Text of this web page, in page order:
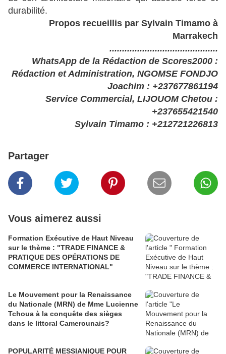
durabilité.
Propos recueillis par Sylvain Timamo à
Marrakech
...........................................
WhatsApp de la Rédaction de Scores2000 :
Rédaction et Administration, NGOMSE FONDJO
Joachim : +237677861194
Service Commercial, LIJOUOM Chetou :
+237655421540
Sylvain Timamo : +212721226813
Partager
Vous aimerez aussi
Formation Exécutive de Haut Niveau
sur le thème : "TRADE FINANCE &
PRATIQUE DES OPÉRATIONS DE
COMMERCE INTERNATIONAL"
Le Mouvement pour la Renaissance
du Nationale (MRN) de Mme Lucienne
Tchoua à la conquête des sièges
dans le littoral Camerounais?
POPULARITÉ MESSIANIQUE POUR